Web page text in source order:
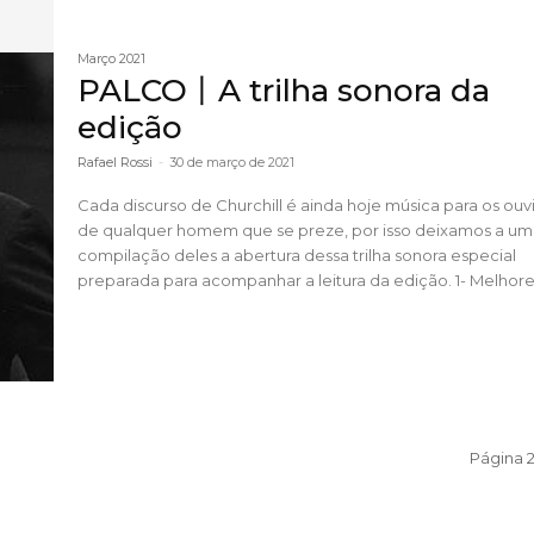
Março 2021
PALCO丨A trilha sonora da
edição
Rafael Rossi - 30 de março de 2021
Cada discurso de Churchill é ainda hoje música para os
de qualquer homem que se preze, por isso deixamos a
compilação deles a abertura dessa trilha sonora especial
preparada para acompanhar a leitura da
Página